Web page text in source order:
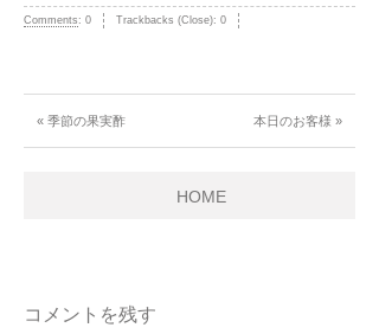
Comments: 0 Trackbacks (Close): 0
« 季節の果実酢 本日のお客様 »
HOME
コメントを残す